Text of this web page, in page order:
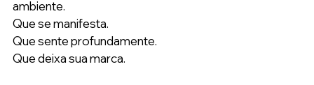
ambiente.
Que se manifesta.
Que sente profundamente.
Que deixa sua marca.